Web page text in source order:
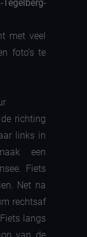
met veel
foto’s te
richting
links in
een
Fiets
Net na
rechtsaf
langs